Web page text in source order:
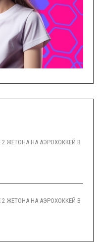
2 ЖЕТОНА НА АЭРОХОККЕЙ В
2 ЖЕТОНА НА АЭРОХОККЕЙ В